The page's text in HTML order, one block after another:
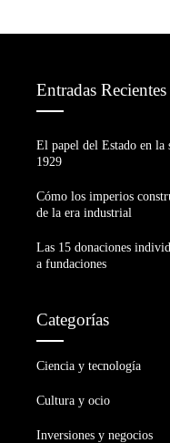
Entradas Recientes
El papel del Estado en la
1929
Cómo los imperios
de la era industrial
Las 15 donaciones
a fundaciones
Categorías
Ciencia y tecnología
Cultura y ocio
Inversiones y negocios